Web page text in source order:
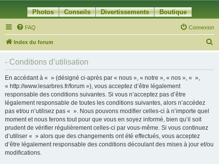
Photos Conseils Divertissements Boutique
FAQ Connexion
Index du forum
- Conditions d’utilisation
En accédant à « » (désigné ci-après par « nous », « notre », « nos », « »,
« http://www.lesarbres.fr/forum »), vous acceptez d’être légalement
responsable des conditions suivantes. Si vous n’acceptez pas d’être
légalement responsable de toutes les conditions suivantes, alors n’accédez
pas et/ou n’utilisez pas « ». Nous pouvons modifier celles-ci à n’importe quel
moment et nous ferons tout pour que vous en soyez informé, bien qu’il soit
prudent de vérifier régulièrement celles-ci par vous-même. Si vous continuez
d’utiliser « » alors que des changements ont été effectués, vous acceptez
d’être légalement responsable des conditions découlant des mises à jour et/ou
modifications.